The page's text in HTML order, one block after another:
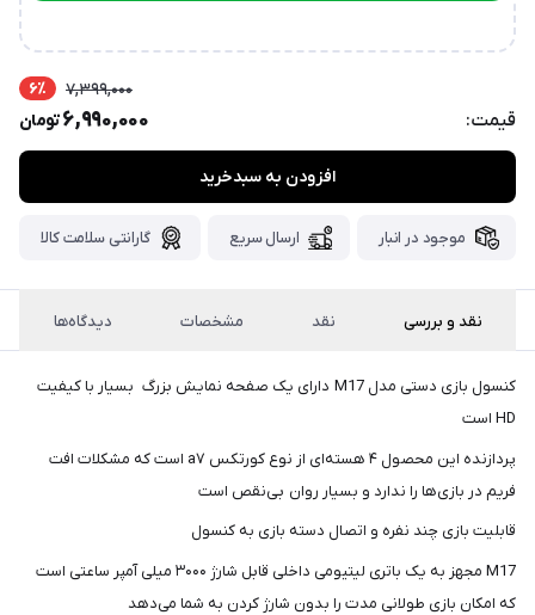
سوی
دریافت
کدرهگیریسفارش
کاری پس
ثبت
پیام
بگذارید.
ممنون
شکیبایی
قیمت:
7,399,000 6٪
6,990,000تومان
افزودن به سبدخرید
موجود در انبار ارسال سریع گارانتی سلامت کالا
نقد و بررسی نقد مشخصات دیدگاه‌ها
کنسول بازی دستی مدل M17 دارای یک صفحه نمایش بزرگ بسیار با کیفیت
HD است
پردازنده این محصول ۴ هسته‌ای از نوع کورتکس a۷ است که مشکلات افت
فریم در بازی‌ها را ندارد و بسیار روان بی‌نقص است
قابلیت بازی چند نفره و اتصال دسته بازی به کنسول
M17 مجهز به یک باتری لیتیومی داخلی قابل شارژ ۳۰۰۰ میلی آمپر ساعتی است
که امکان بازی طولانی مدت را بدون شارژ کردن به شما می‌دهد